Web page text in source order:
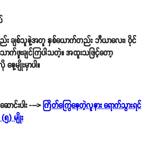
ချစ်သူနဲ့အတူ နှစ်ယောက်တည်း ဘီယာလေး၊ ဝိုင်
က်ဖူးချင်ကြပါသတဲ့။ အထူးသဖြင့်တော့
ေ့မျိုးမှာပါ။
းပါး --->ကြိတ်ကြွေနေတဲ့လူနား ရောက်သွားရင်
) မျိုး